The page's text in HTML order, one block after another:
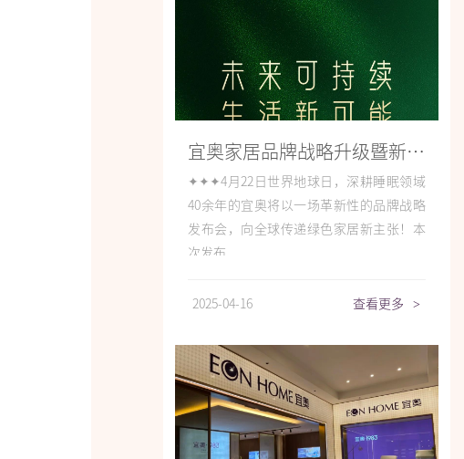
宜奥家居品牌战略升级暨新品发布会即将启幕
✦✦✦4月22日世界地球日，深耕睡眠领域
40余年的宜奥将以一场革新性的品牌战略
发布会，向全球传递绿色家居新主张！本
次发布...
2025-04-16 查看更多 >